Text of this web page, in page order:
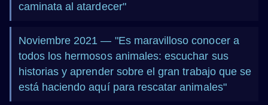
caminata al atardecer"
Noviembre 2021 — "Es maravilloso conocer a
todos los hermosos animales: escuchar sus
historias y aprender sobre el gran trabajo que se
está haciendo aquí para rescatar animales"